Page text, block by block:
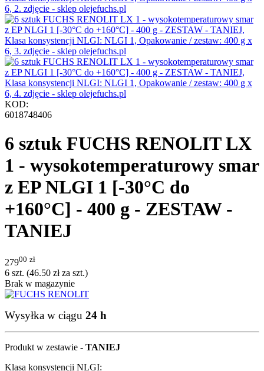
KOD:
6018748406
6 sztuk FUCHS RENOLIT LX
1 - wysokotemperaturowy smar
z EP NLGI 1 [-30°C do
+160°C] - 400 g - ZESTAW -
TANIEJ
27900 zł
6 szt. (46.50 złza szt.)
Brak w magazynie
Wysyłka w ciągu 24 h
Produkt w zestawie - TANIEJ
Klasa konsystencji NLGI: